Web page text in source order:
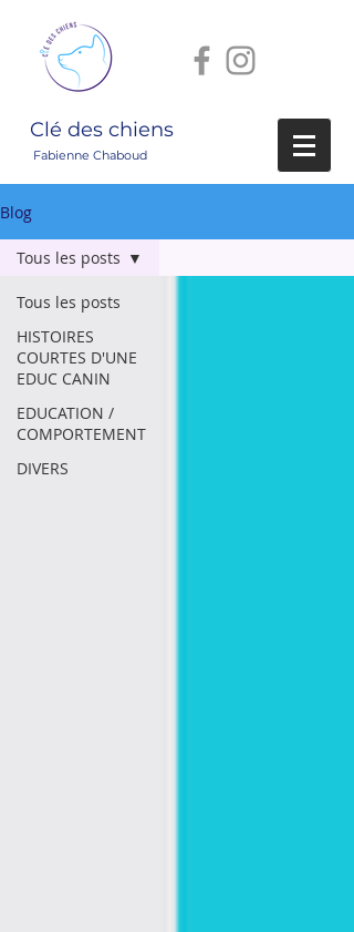
Clé des chiens
Fabienne Chaboud
Blog
Tous les posts
HISTOIRES
COURTES D'UNE
EDUC CANIN
EDUCATION /
COMPORTEMENT
DIVERS
Tous les posts